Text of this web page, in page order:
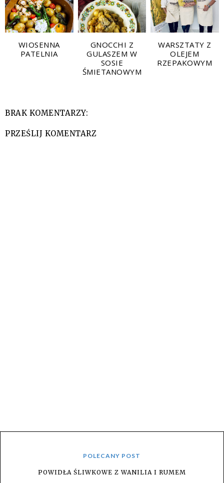
WIOSENNA
PATELNIA
GNOCCHI Z
GULASZEM W
SOSIE
ŚMIETANOWYM
WARSZTATY Z
OLEJEM
RZEPAKOWYM
BRAK KOMENTARZY:
PRZEŚLIJ KOMENTARZ
POLECANY POST
POWIDŁA ŚLIWKOWE Z WANILIA I RUMEM